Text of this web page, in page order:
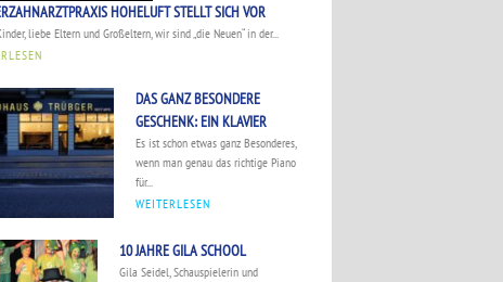
HOHELUFT STELLT SICH VOR
liebe Eltern und Großeltern, wir sind „die Neuen“ in der...
DAS GANZ BESONDERE
GESCHENK: EIN KLAVIER
Es ist schon etwas ganz Besonderes,
wenn man genau das richtige Piano
für...
WEITERLESEN
10 JAHRE GILA SCHOOL
Gila Seidel, Schauspielerin und